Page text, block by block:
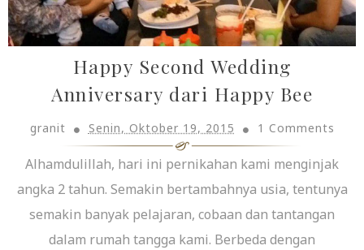
Happy Second Wedding
Anniversary dari Happy Bee
granit Senin, Oktober 19, 2015 1 Comments
Alhamdulillah, hari ini pernikahan kami menginjak
angka 2 tahun. Semakin bertambahnya usia, tentunya
semakin banyak pelajaran, cobaan dan tantangan
dalam rumah tangga kami. Berbeda dengan